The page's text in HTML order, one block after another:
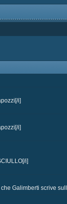
i]
i]
i]
Galimberti scrive